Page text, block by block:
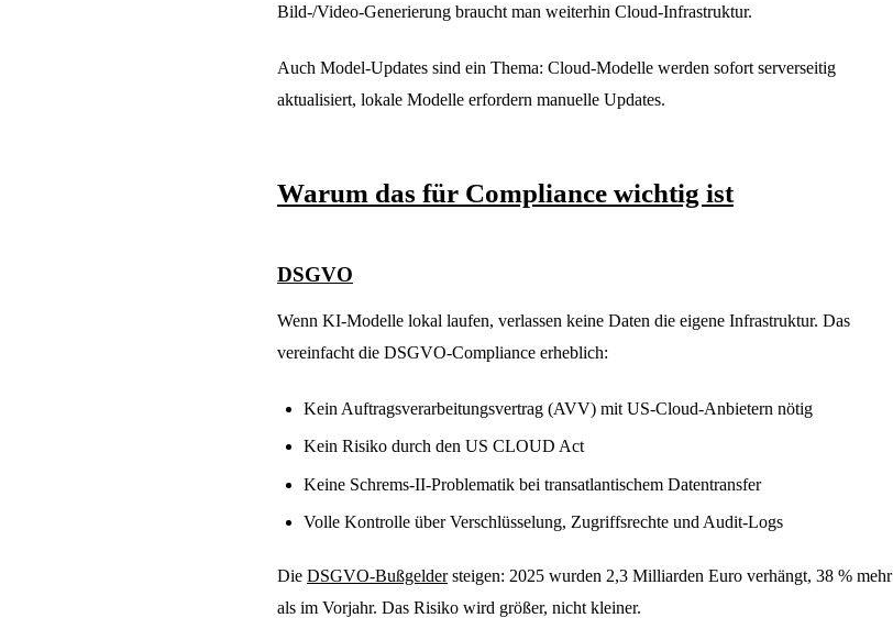
Bild-/Video-Generierung braucht man weiterhin Cloud-Infrastruktur.
Auch Model-Updates sind ein Thema: Cloud-Modelle werden sofort serverseitig
aktualisiert, lokale Modelle erfordern manuelle Updates.
Warum das für Compliance wichtig ist
DSGVO
Wenn KI-Modelle lokal laufen, verlassen keine Daten die eigene Infrastruktur. Das
vereinfacht die DSGVO-Compliance erheblich:
Kein Auftragsverarbeitungsvertrag (AVV) mit US-Cloud-Anbietern nötig
Kein Risiko durch den US CLOUD Act
Keine Schrems-II-Problematik bei transatlantischem Datentransfer
Volle Kontrolle über Verschlüsselung, Zugriffsrechte und Audit-Logs
Die DSGVO-Bußgeldersteigen: 2025 wurden 2,3 Milliarden Euro verhängt, 38 % mehr
als im Vorjahr. Das Risiko wird größer, nicht kleiner.